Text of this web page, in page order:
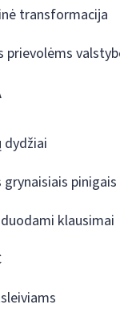
transformacija
prievolėms
dydžiai
pinigais
klausimai